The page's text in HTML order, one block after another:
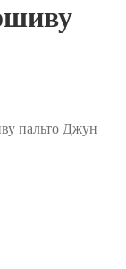
пальто Джун